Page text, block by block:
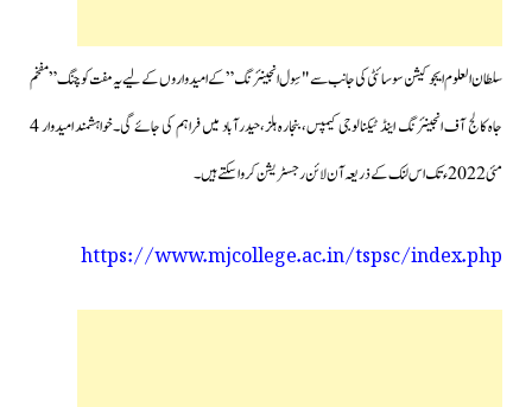
سلطان العلوم ایجوکیشن سوسائٹی کی جانب سے "سِول انجینئرنگ”کے امیدواروں کے لیے یہ مفت کوچنگ”مفخم
جاہ کالج آف انجینئرنگ اینڈ ٹیکنالوجی کیمپس،بنجارہ ہلز،حیدرآباد میں فراہم کی جائے گی۔خواہشمند امیدوار 4
مئی 2022ء تک اس لنک کے ذریعہ آن لائن رجسٹریشن کرواسکتے ہیں۔
https://www.mjcollege.ac.in/tspsc/index.php